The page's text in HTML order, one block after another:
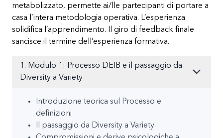
metabolizzato, permette ai/lle partecipanti di portare a
casa l’intera metodologia operativa. L’esperienza
solidifica l’apprendimento. Il giro di feedback finale
sancisce il termine dell’esperienza formativa.
1. Modulo 1: Processo DEIB e il passaggio da
Diversity a Variety
Introduzione teorica sul Processo e
definizioni
Il passaggio da Diversity a Variety